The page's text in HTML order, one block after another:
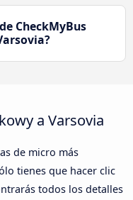
CheckMyBus
a Varsovia
de micro más
tienes que hacer clic
todos los detalles